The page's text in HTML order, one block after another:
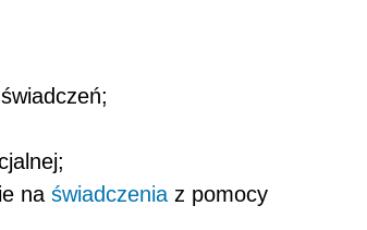
na świadczenia z pomocy